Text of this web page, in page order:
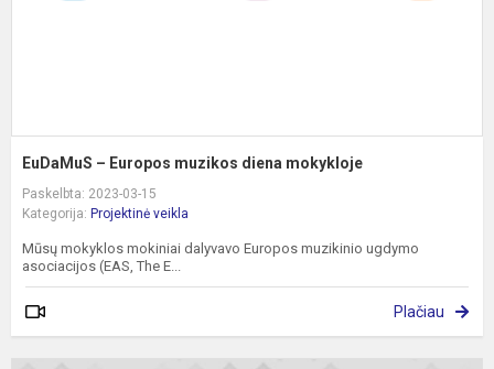
EuDaMuS – Europos muzikos diena mokykloje
Paskelbta: 2023-03-15
Kategorija: Projektinė veikla
Mūsų mokyklos mokiniai dalyvavo Europos muzikinio ugdymo
asociacijos (EAS, The E...
Plačiau